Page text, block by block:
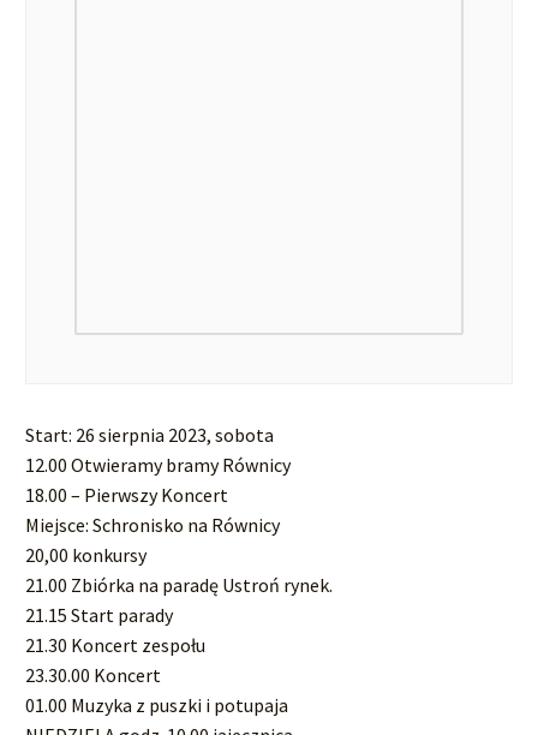
Start: 26 sierpnia 2023, sobota
12.00 Otwieramy bramy Równicy
18.00 – Pierwszy Koncert
Miejsce: Schronisko na Równicy
20,00 konkursy
21.00 Zbiórka na paradę Ustroń rynek.
21.15 Start parady
21.30 Koncert zespołu
23.30.00 Koncert
01.00 Muzyka z puszki i potupaja